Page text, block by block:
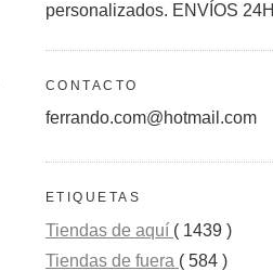
personalizados. ENVÍOS 24H
CONTACTO
ferrando.com@hotmail.com
ETIQUETAS
Tiendas de aquí ( 1439 )
Tiendas de fuera ( 584 )